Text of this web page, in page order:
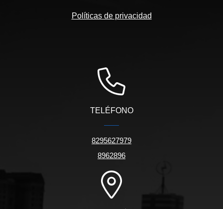
Políticas de privacidad
TELÉFONO
8295627979
8962896